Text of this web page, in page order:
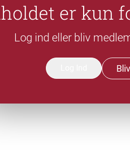
er kun
Log ind eller bliv